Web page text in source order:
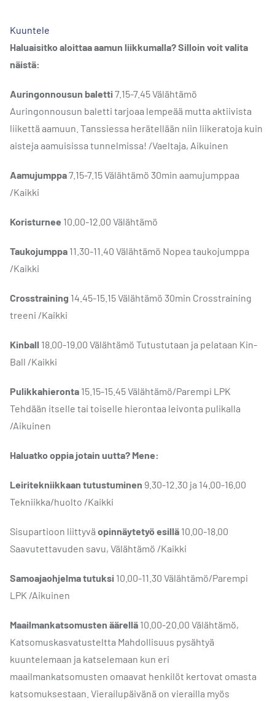
Kuuntele
Haluaisitko aloittaa aamun liikkumalla? Silloin voit valita
näistä:
Auringonnousun baletti 7.15-7.45 Välähtämö ​
Auringonnousun baletti tarjoaa lempeää mutta aktiivista
liikettä aamuun. Tanssiessa herätellään niin liikeratoja kuin
aisteja aamuisissa tunnelmissa! /Vaeltaja, Aikuinen
Aamujumppa7.15-7.15 Välähtämö 30min aamujumppaa
/Kaikki
Koristurnee 10.00-12.00 Välähtämö
Taukojumppa 11.30-11.40 Välähtämö Nopea taukojumppa
/Kaikki
Crosstraining 14.45-15.15 Välähtämö 30min Crosstraining
treeni /Kaikki
Kinball 18.00-19.00 Välähtämö Tutustutaan ja pelataan Kin-
Ball /Kaikki
Pulikkahieronta 15.15-15.45 Välähtämö/Parempi LPK ​
Tehdään itselle tai toiselle hierontaa leivonta pulikalla
/Aikuinen
Haluatko oppia jotain uutta? Mene:
Leiritekniikkaan tutustuminen 9.30-12.30 ja 14.00-16.00
Tekniikka/huolto /Kaikki
Sisupartioon liittyvä opinnäytetyö esillä 10.00-18.00
Saavutettavuden savu, Välähtämö /Kaikki
Samoajaohjelma tutuksi 10.00-11.30 Välähtämö/Parempi
LPK /Aikuinen
Maailmankatsomusten äärellä 10.00-20.00 Välähtämö,
Katsomuskasvatusteltta Mahdollisuus pysähtyä
kuuntelemaan ja katselemaan kun eri
maailmankatsomusten omaavat henkilöt kertovat omasta
katsomuksestaan. Vierailupäivänä on vierailla myös